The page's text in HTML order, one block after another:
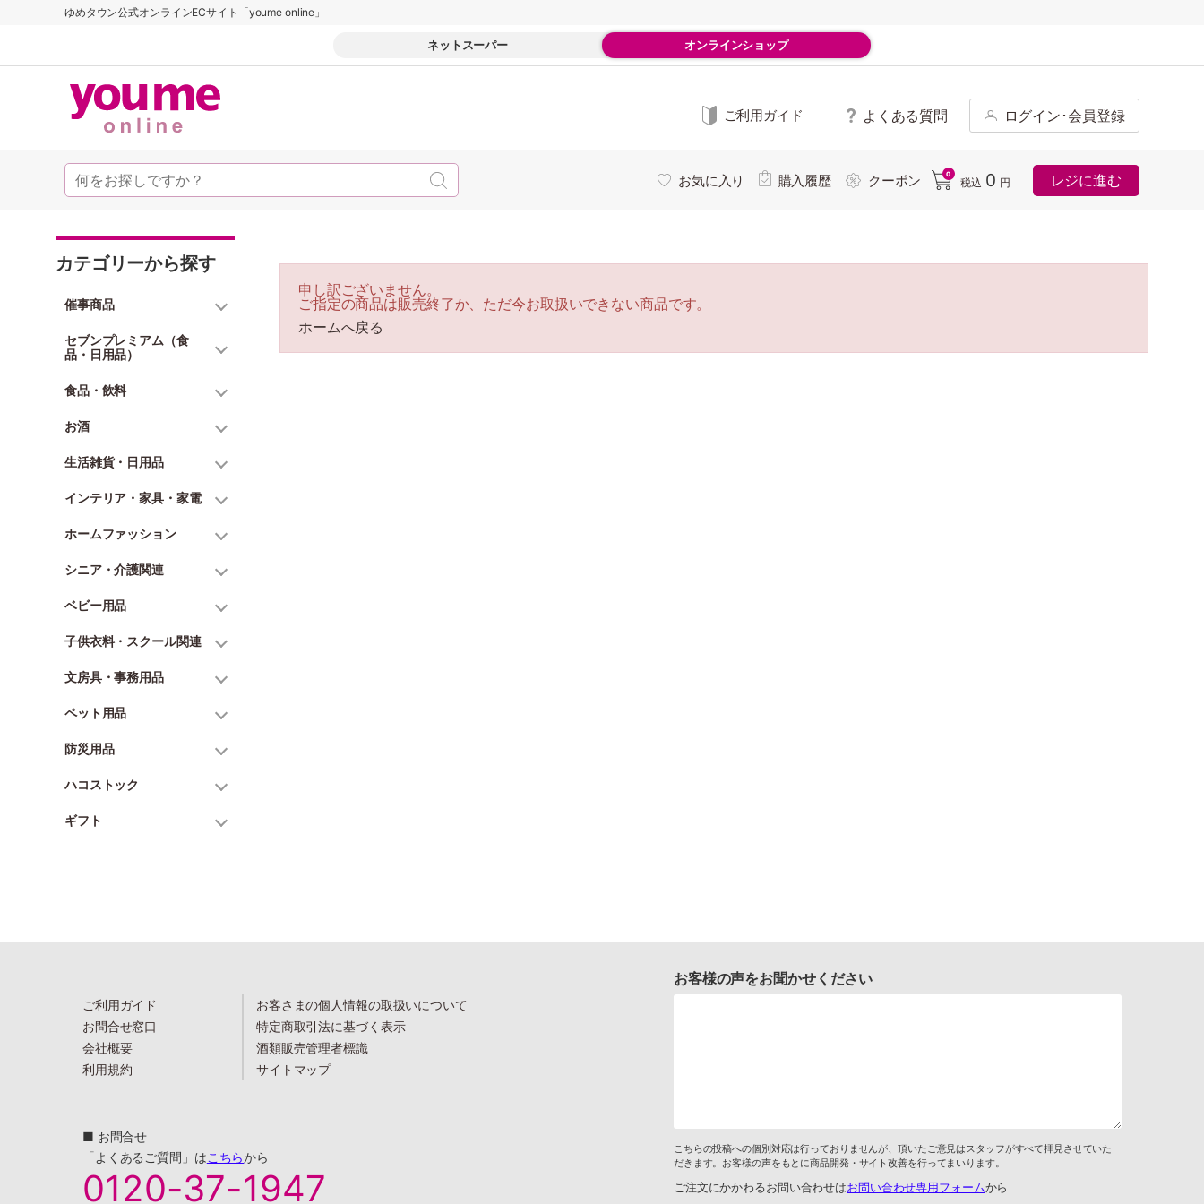
ゆめタウン公式オンラインECサイト「youme online」
ネットスーパー オンラインショップ
ご利用ガイド よくある質問 ログイン･会員登録
お気に入り 購入履歴 クーポン 0
税込 0 円 レジに進む
カテゴリーから探す
催事商品
セブンプレミアム（食
品・日用品）
食品・飲料
お酒
生活雑貨・日用品
インテリア・家具・家電
ホームファッション
シニア・介護関連
ベビー用品
子供衣料・スクール関連
文房具・事務用品
ペット用品
防災用品
ハコストック
ギフト
申し訳ございません。
ご指定の商品は販売終了か、ただ今お取扱いできない商品です。
ホームへ戻る
ご利用ガイド
お問合せ窓口
会社概要
利用規約
お客さまの個人情報の取扱いについて
特定商取引法に基づく表示
酒類販売管理者標識
サイトマップ
■ お問合せ
「よくあるご質問」はこちらから
0120-37-1947
お客様の声をお聞かせください
こちらの投稿への個別対応は行っておりませんが、頂いたご意見はスタッフがすべて拝見させていた
だきます。お客様の声をもとに商品開発・サイト改善を行ってまいります。
ご注文にかかわるお問い合わせはお問い合わせ専用フォームから